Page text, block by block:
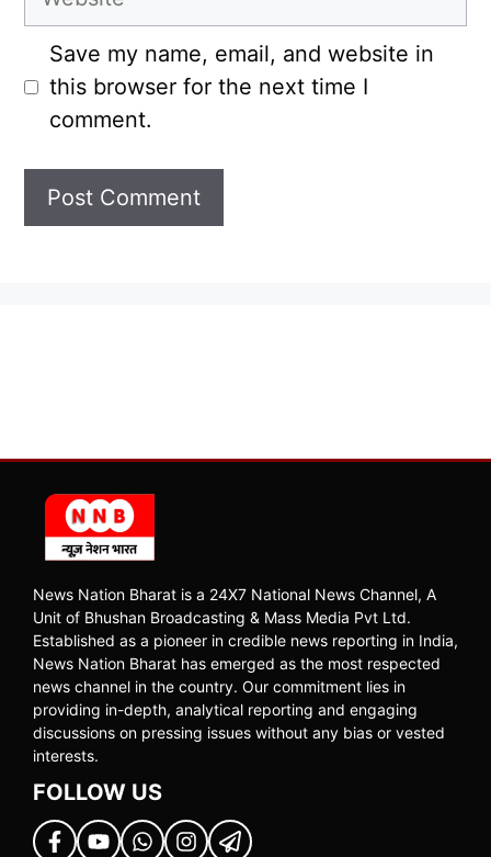
Save my name, email, and website in
this browser for the next time I
comment.
News Nation Bharat is a 24X7 National News Channel, A
Unit of Bhushan Broadcasting & Mass Media Pvt Ltd.
Established as a pioneer in credible news reporting in India,
News Nation Bharat has emerged as the most respected
news channel in the country. Our commitment lies in
providing in-depth, analytical reporting and engaging
discussions on pressing issues without any bias or vested
interests.
FOLLOW US